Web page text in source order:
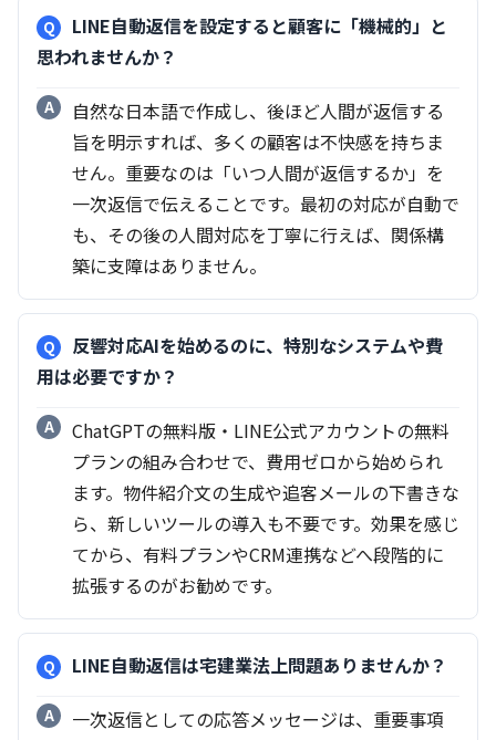
LINE自動返信を設定すると顧客に「機械的」と
思われませんか？
自然な日本語で作成し、後ほど人間が返信する
旨を明示すれば、多くの顧客は不快感を持ちま
せん。重要なのは「いつ人間が返信するか」を
一次返信で伝えることです。最初の対応が自動で
も、その後の人間対応を丁寧に行えば、関係構
築に支障はありません。
反響対応AIを始めるのに、特別なシステムや費
用は必要ですか？
ChatGPTの無料版・LINE公式アカウントの無料
プランの組み合わせで、費用ゼロから始められ
ます。物件紹介文の生成や追客メールの下書きな
ら、新しいツールの導入も不要です。効果を感じ
てから、有料プランやCRM連携などへ段階的に
拡張するのがお勧めです。
LINE自動返信は宅建業法上問題ありませんか？
一次返信としての応答メッセージは、重要事項